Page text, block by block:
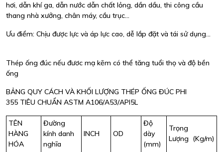
hơi, dẫn khí ga, dẫn nước dẫn chất lỏng, dần dầu, thi công cầu
thang nhà xưởng, chân máy, cầu trục…
Ưu điểm: Chịu được lực và áp lực cao, dễ lắp đặt và tái sử dụng…
Thép ống đúc nếu đươc mạ kẽm có thể tăng tuổi thọ và độ bền
ống
BẢNG QUY CÁCH VÀ KHỐI LƯỢNG THÉP ỐNG ĐÚC PHI
355 TIÊU CHUẨN ASTM A106/A53/API5L
TÊN
HÀNG
HÓA
Đường
kính danh
nghĩa
INCH OD
Độ
dày
(mm)
Trọng
Lượng (Kg/m)